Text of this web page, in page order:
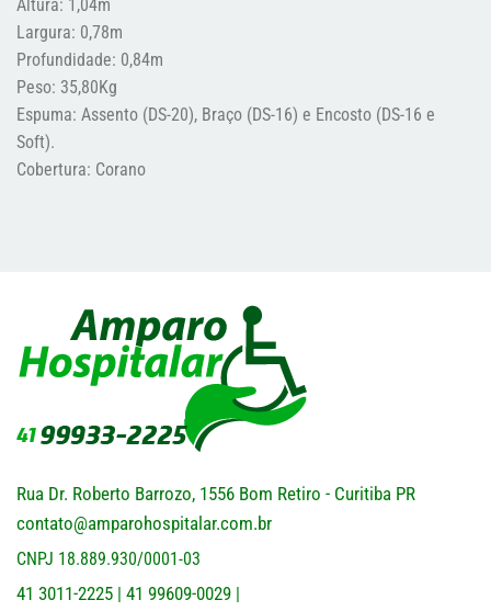
Altura: 1,04m
Largura: 0,78m
Profundidade: 0,84m
Peso: 35,80Kg
Espuma: Assento (DS-20), Braço (DS-16) e Encosto (DS-16 e
Soft).
Cobertura: Corano
Rua Dr. Roberto Barrozo, 1556 Bom Retiro - Curitiba PR
contato@amparohospitalar.com.br
CNPJ 18.889.930/0001-03
41 3011-2225 41 99609-0029